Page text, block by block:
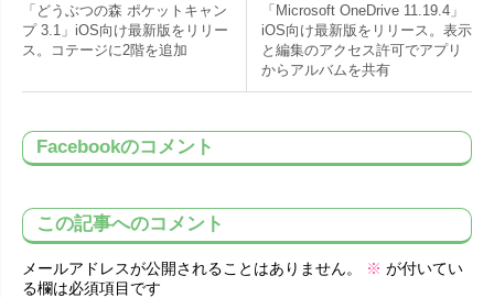
「どうぶつの森 ポケットキャン
プ 3.1」iOS向け最新版をリリー
ス。コテージに2階を追加
「Microsoft OneDrive 11.19.4」
iOS向け最新版をリリース。表示
と編集のアクセス許可でアプリ
からアルバムを共有
Facebookのコメント
この記事へのコメント
メールアドレスが公開されることはありません。 ※ が付いてい
る欄は必須項目です